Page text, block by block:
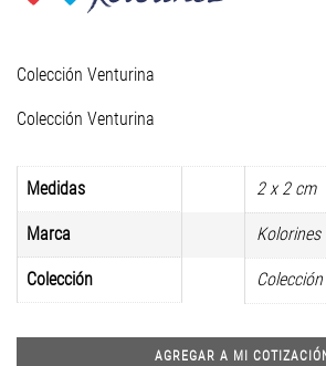
Colección Venturina
Colección Venturina
Medidas 2 x 2 cm
Marca Kolorines
Colección
AGREGAR A MI